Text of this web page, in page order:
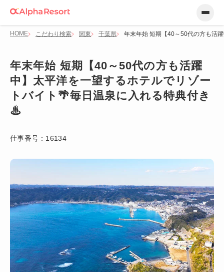
HOME こだわり検索 関東 千葉県 年末年始 短期【40～50代の方も活
年末年始 短期【40～50代の方も活躍
中】太平洋を一望するホテルでリゾー
トバイト🌴毎日温泉に入れる特典付き
♨
仕事番号： 16134